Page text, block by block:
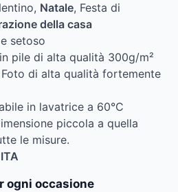
Natale, Festa di
della casa
setoso
pile di alta qualità 300g/m²
di alta qualità fortemente
in lavatrice a 60°C
piccola a quella
le misure.
ogni occasione